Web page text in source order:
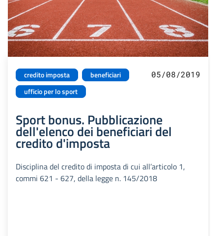
credito imposta
beneficiari
ufficio per lo sport
05/08/2019
Sport bonus. Pubblicazione
dell'elenco dei beneficiari del
credito d'imposta
Disciplina del credito di imposta di cui all’articolo 1,
commi 621 - 627, della legge n. 145/2018